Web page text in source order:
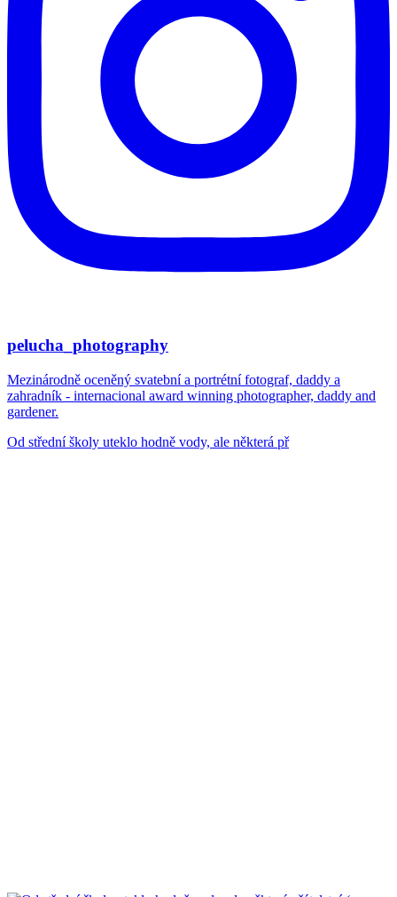
pelucha_photography
Mezinárodně oceněný svatební a portrétní fotograf, daddy a
zahradník - internacional award winning photographer, daddy and
gardener.
Od střední školy uteklo hodně vody, ale některá př